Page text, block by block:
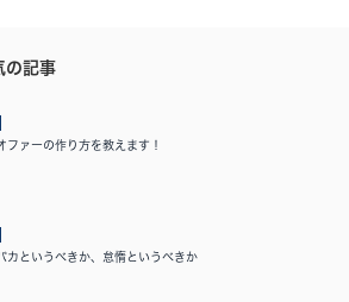
の記事
ファーの作り方を教えます！
カというべきか、怠惰というべきか